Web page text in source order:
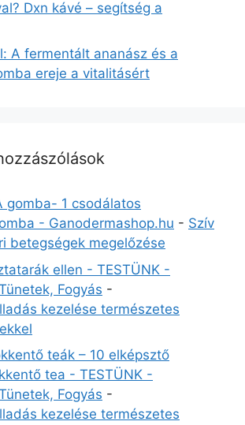
Dxn kávé – segítség a
A fermentált ananász és a
ereje a vitalitásért
gomba- 1 csodálatos
- Ganodermashop.hu - Szív
betegségek megelőzése
ellen - TESTÜNK -
Fogyás -
kezelése természetes
teák – 10 elképsztő
tea - TESTÜNK -
Fogyás -
kezelése természetes